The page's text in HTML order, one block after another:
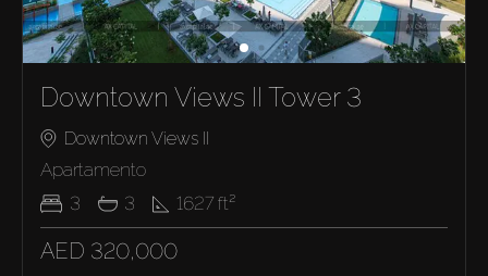
Downtown Views II Tower 3
Downtown Views II
Apartamento
3
3 1627 ft²
AED 320,000